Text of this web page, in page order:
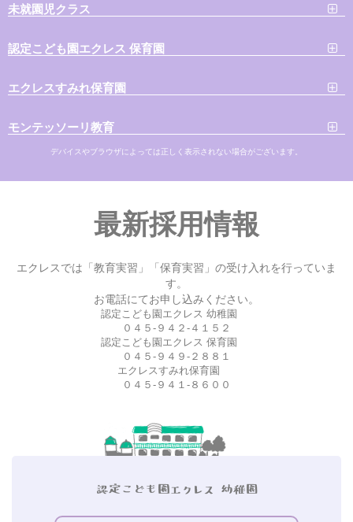
未就園児クラス
認定こども園エクレス 保育園
エクレスすみれ保育園
モンテッソーリ教育
デバイスやブラウザによっては正しく表示されない場合がございます。
最新採用情報
エクレスでは「教育実習」「保育実習」の受け入れを行っていま
す。
お電話にてお申し込みください。
認定こども園エクレス 幼稚園
０４５-９４２-４１５２
認定こども園エクレス 保育園
０４５-９４９-２８８１
エクレスすみれ保育園
０４５-９４１-８６００